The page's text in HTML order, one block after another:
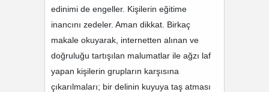
edinimi de engeller. Kişilerin eğitime
inancını zedeler. Aman dikkat. Birkaç
makale okuyarak, internetten alınan ve
doğruluğu tartışılan malumatlar ile ağzı laf
yapan kişilerin grupların karşısına
çıkarılmaları; bir delinin kuyuya taş atması